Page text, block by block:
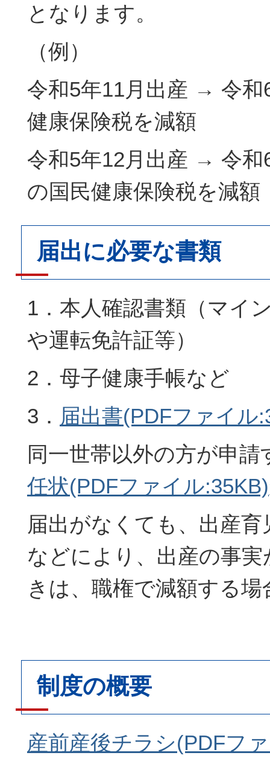
となります。
（例）
令和5年11月出産 → 令和
健康保険税を減額
令和5年12月出産 → 令和
の国民健康保険税を減額
届出に必要な書類
1．本人確認書類（マイ
や運転免許証等）
2．母子健康手帳など
3． 届出書(PDFファイル
同一世帯以外の方が申請
任状(PDFファイル:35KB)
届出がなくても、出産
などにより、出産の事
きは、職権で減額する
制度の概要
産前産後チラシ(PDFフ